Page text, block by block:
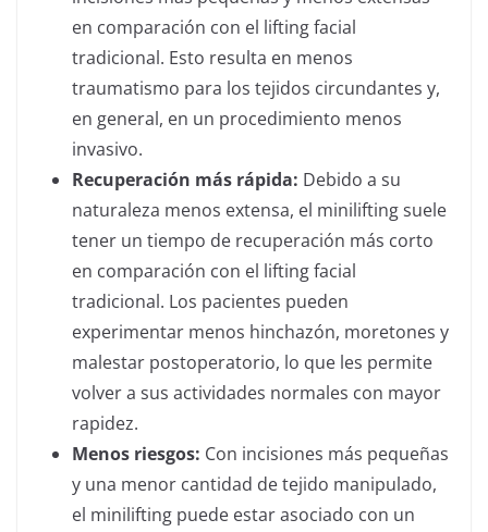
en comparación con el lifting facial
tradicional. Esto resulta en menos
traumatismo para los tejidos circundantes y,
en general, en un procedimiento menos
invasivo.
Recuperación más rápida: Debido a su
naturaleza menos extensa, el minilifting suele
tener un tiempo de recuperación más corto
en comparación con el lifting facial
tradicional. Los pacientes pueden
experimentar menos hinchazón, moretones y
malestar postoperatorio, lo que les permite
volver a sus actividades normales con mayor
rapidez.
Menos riesgos: Con incisiones más pequeñas
y una menor cantidad de tejido manipulado,
el minilifting puede estar asociado con un